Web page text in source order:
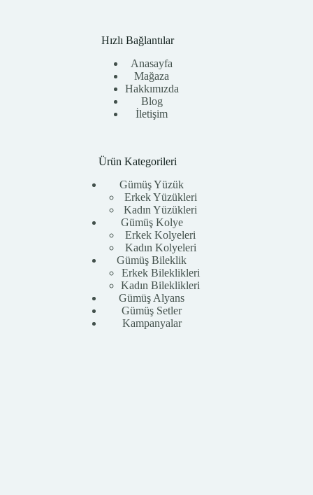
Hızlı Bağlantılar
Anasayfa
Mağaza
Hakkımızda
Blog
İletişim
Ürün Kategorileri
Gümüş Yüzük
Erkek Yüzükleri
Kadın Yüzükleri
Gümüş Kolye
Erkek Kolyeleri
Kadın Kolyeleri
Gümüş Bileklik
Erkek Bileklikleri
Kadın Bileklikleri
Gümüş Alyans
Gümüş Setler
Kampanyalar